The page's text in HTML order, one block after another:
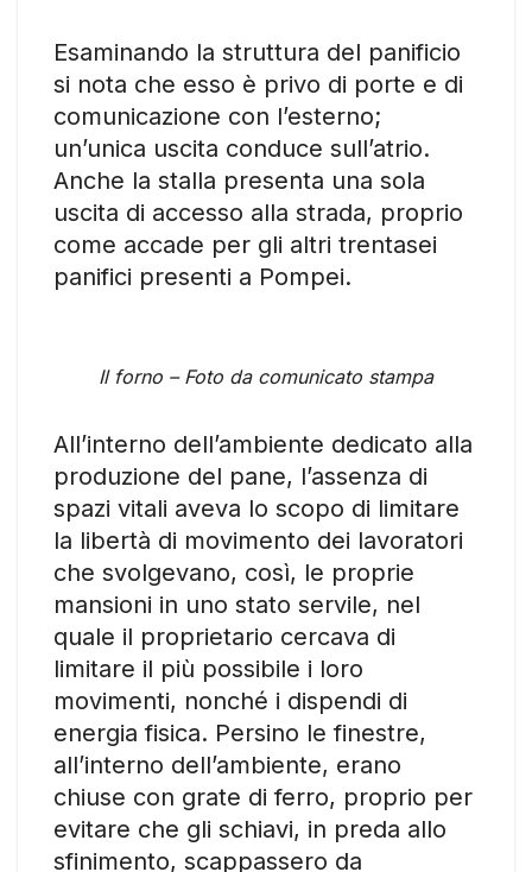
Esaminando la struttura del panificio
si nota che esso è privo di porte e di
comunicazione con l’esterno;
un’unica uscita conduce sull’atrio.
Anche la stalla presenta una sola
uscita di accesso alla strada, proprio
come accade per gli altri trentasei
panifici presenti a Pompei.
Il forno – Foto da comunicato stampa
All’interno dell’ambiente dedicato alla
produzione del pane, l’assenza di
spazi vitali aveva lo scopo di limitare
la libertà di movimento dei lavoratori
che svolgevano, così, le proprie
mansioni in uno stato servile, nel
quale il proprietario cercava di
limitare il più possibile i loro
movimenti, nonché i dispendi di
energia fisica. Persino le finestre,
all’interno dell’ambiente, erano
chiuse con grate di ferro, proprio per
evitare che gli schiavi, in preda allo
sfinimento, scappassero da